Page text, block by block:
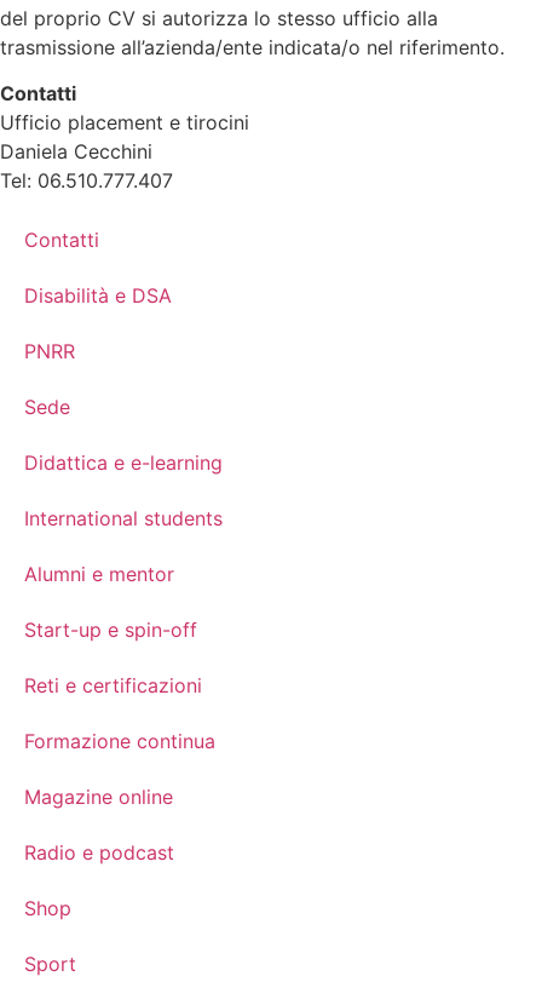
del proprio CV si autorizza lo stesso ufficio alla
trasmissione all’azienda/ente indicata/o nel riferimento.
Contatti
Ufficio placement e tirocini
Daniela Cecchini
Tel: 06.510.777.407
Contatti
Disabilità e DSA
PNRR
Sede
Didattica e e-learning
International students
Alumni e mentor
Start-up e spin-off
Reti e certificazioni
Formazione continua
Magazine online
Radio e podcast
Shop
Sport